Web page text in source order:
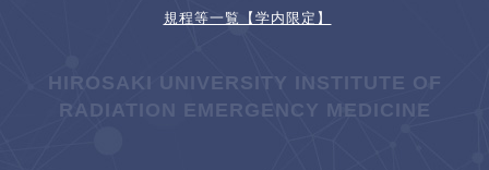
規程等一覧【学内限定】
HIROSAKI UNIVERSITY INSTITUTE OF
RADIATION EMERGENCY MEDICINE